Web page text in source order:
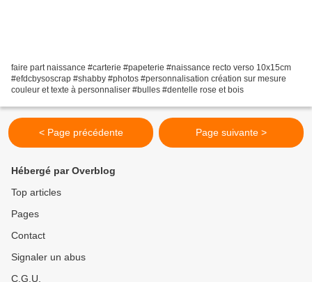
faire part naissance #carterie #papeterie #naissance recto verso 10x15cm
#efdcbysoscrap #shabby #photos #personnalisation création sur mesure
couleur et texte à personnaliser #bulles #dentelle rose et bois
< Page précédente Page suivante >
Hébergé par Overblog
Top articles
Pages
Contact
Signaler un abus
C.G.U.